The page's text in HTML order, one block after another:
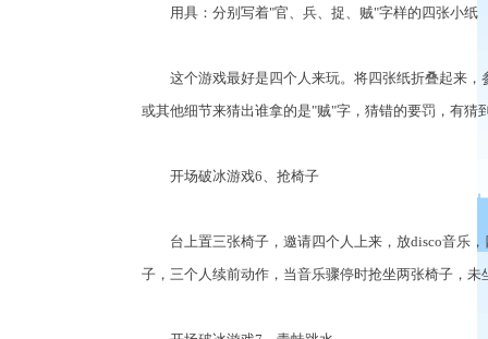
用具：分别写着"官、兵、捉、贼"字样的四张小纸
这个游戏最好是四个人来玩。将四张纸折叠起来，
或其他细节来猜出谁拿的是"贼"字，猜错的要罚，有
开场破冰游戏6、抢椅子
台上置三张椅子，邀请四个人上来，放disco音乐，
子，三个人续前动作，当音乐骤停时抢坐两张椅子，